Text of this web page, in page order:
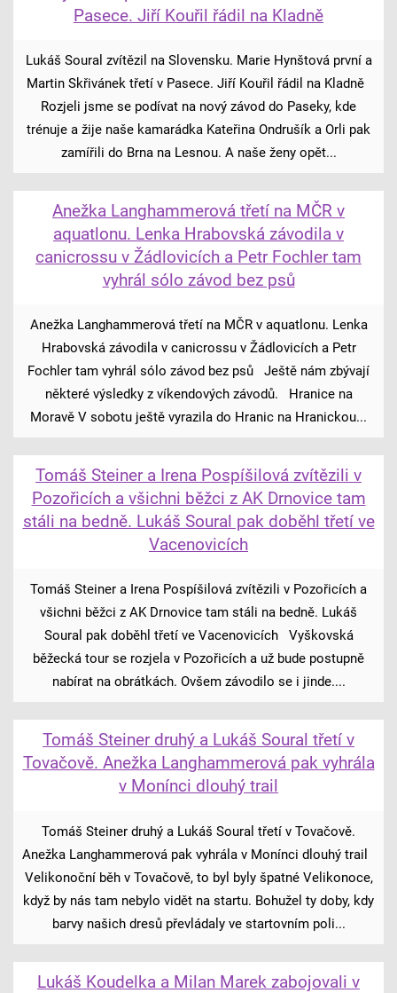
Pasece. Jiří Kouřil řádil na Kladně
Lukáš Soural zvítězil na Slovensku. Marie Hynštová první a
Martin Skřivánek třetí v Pasece. Jiří Kouřil řádil na Kladně
Rozjeli jsme se podívat na nový závod do Paseky, kde
trénuje a žije naše kamarádka Kateřina Ondrušík a Orli pak
zamířili do Brna na Lesnou. A naše ženy opět...
Anežka Langhammerová třetí na MČR v
aquatlonu. Lenka Hrabovská závodila v
canicrossu v Žádlovicích a Petr Fochler tam
vyhrál sólo závod bez psů
Anežka Langhammerová třetí na MČR v aquatlonu. Lenka
Hrabovská závodila v canicrossu v Žádlovicích a Petr
Fochler tam vyhrál sólo závod bez psů Ještě nám zbývají
některé výsledky z víkendových závodů. Hranice na
Moravě V sobotu ještě vyrazila do Hranic na Hranickou...
Tomáš Steiner a Irena Pospíšilová zvítězili v
Pozořicích a všichni běžci z AK Drnovice tam
stáli na bedně. Lukáš Soural pak doběhl třetí ve
Vacenovicích
Tomáš Steiner a Irena Pospíšilová zvítězili v Pozořicích a
všichni běžci z AK Drnovice tam stáli na bedně. Lukáš
Soural pak doběhl třetí ve Vacenovicích Vyškovská
běžecká tour se rozjela v Pozořicích a už bude postupně
nabírat na obrátkách. Ovšem závodilo se i jinde....
Tomáš Steiner druhý a Lukáš Soural třetí v
Tovačově. Anežka Langhammerová pak vyhrála
v Monínci dlouhý trail
Tomáš Steiner druhý a Lukáš Soural třetí v Tovačově.
Anežka Langhammerová pak vyhrála v Monínci dlouhý trail
Velikonoční běh v Tovačově, to byl byly špatné Velikonoce,
když by nás tam nebylo vidět na startu. Bohužel ty doby, kdy
barvy našich dresů převládaly ve startovním poli...
Lukáš Koudelka a Milan Marek zabojovali v